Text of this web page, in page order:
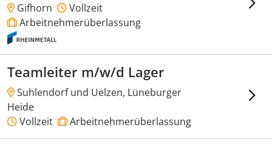
Gifhorn
Vollzeit
Arbeitnehmerüberlassung
Teamleiter m/w/d Lager
Suhlendorf und Uelzen, Lüneburger
Heide
Vollzeit
Arbeitnehmerüberlassung